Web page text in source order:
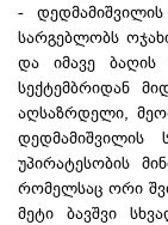
-
სარგებლობს
და იმავე ბაღის
სექტემბრიდან
აღსაზრდელი,
დედმამიშვილის
უპირატესობის
რომელსაც ორი
მეტი ბავშვი